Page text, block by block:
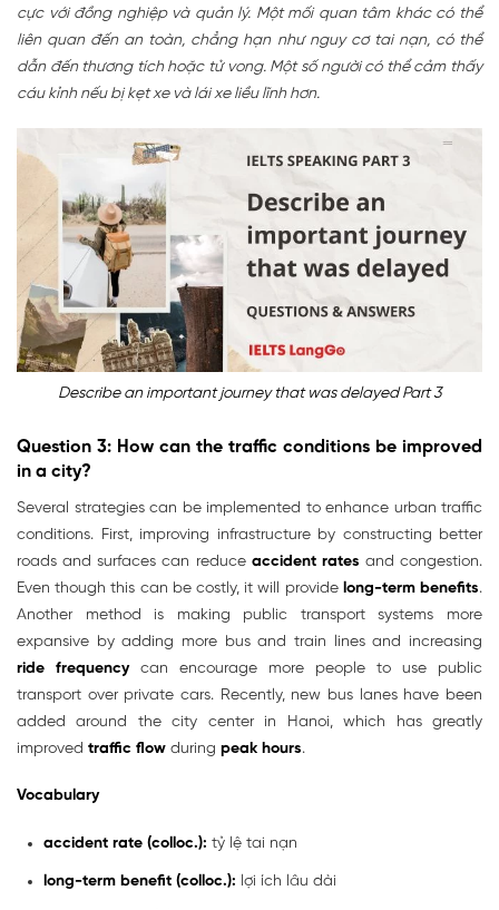
cực với đồng nghiệp và quản lý. Một mối quan tâm khác có thể
liên quan đến an toàn, chẳng hạn như nguy cơ tai nạn, có thể
dẫn đến thương tích hoặc tử vong. Một số người có thể cảm thấy
cáu kỉnh nếu bị kẹt xe và lái xe liều lĩnh hơn.
Describe an important journey that was delayed Part 3
Question 3: How can the traffic conditions be improved
in a city?
Several strategies can be implemented to enhance urban traffic
conditions. First, improving infrastructure by constructing better
roads and surfaces can reduce accident rates and congestion.
Even though this can be costly, it will providelong-term benefits.
Another method is making public transport systems more
expansive by adding more bus and train lines and increasing
ride frequencycan encourage more people to use public
transport over private cars. Recently, new bus lanes have been
added around the city center in Hanoi, which has greatly
improved traffic flow during peak hours.
Vocabulary
accident rate (colloc.): tỷ lệ tai nạn
long-term benefit (colloc.): lợi ích lâu dài